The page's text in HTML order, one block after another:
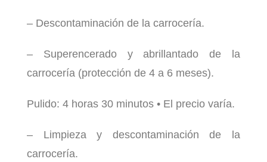
– Descontaminación de la carrocería.
– Superencerado y abrillantado de la
carrocería (protección de 4 a 6 meses).
Pulido: 4 horas 30 minutos • El precio varía.
– Limpieza y descontaminación de la
carrocería.